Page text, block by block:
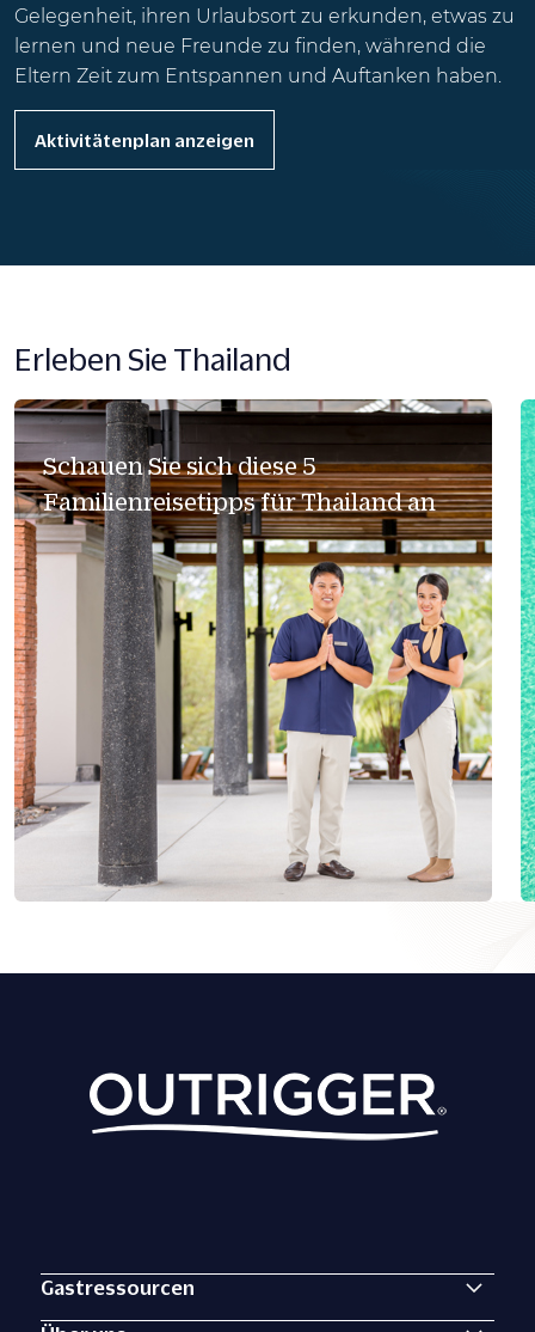
Gelegenheit, ihren Urlaubsort zu erkunden, etwas zu
lernen und neue Freunde zu finden, während die
Eltern Zeit zum Entspannen und Auftanken haben.
Aktivitätenplan anzeigen
Erleben Sie Thailand
Schauen Sie sich diese 5
Familienreisetipps für Thailand an
Gastressourcen